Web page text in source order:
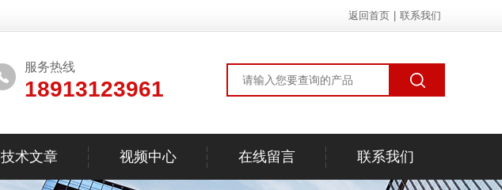
返回首页 联系我们
服务热线
18913123961
技术文章 视频中心 在线留言 联系我们